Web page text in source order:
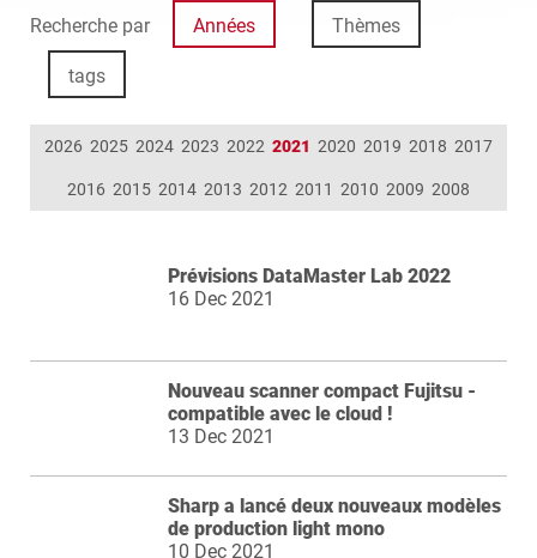
Recherche par Années Thèmes
tags
2026 2025 2024 2023 2022 2021 2020 2019 2018 2017
2016 2015 2014 2013 2012 2011 2010 2009 2008
Prévisions DataMaster Lab 2022
16 Dec 2021
Nouveau scanner compact Fujitsu -
compatible avec le cloud !
13 Dec 2021
Sharp a lancé deux nouveaux modèles
de production light mono
10 Dec 2021